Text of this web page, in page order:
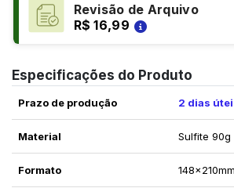
Revisão de Arquivo
R$ 16,99
Especificações do Produto
Prazo de produção 2 dias
Material Sulfite 90g
Formato 148x210mm